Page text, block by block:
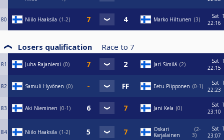
80 Niilo Haaksila 1-2 Marko Hiltunen 3
Sat
22:16
Losers qualification Race to 7
81 Juha Rajaniemi 0 Jari Similä 2
Sat
22:15
82 Samuli Hyvönen 0 Eetu Piipponen 0-1
Sat
22:23
83 Aki Nieminen 0-1 Jani Kela 0
Sat
23:10
84 Niilo Haaksila 1-2
Oskari
Karjalainen
2-
3
Sat
23:07